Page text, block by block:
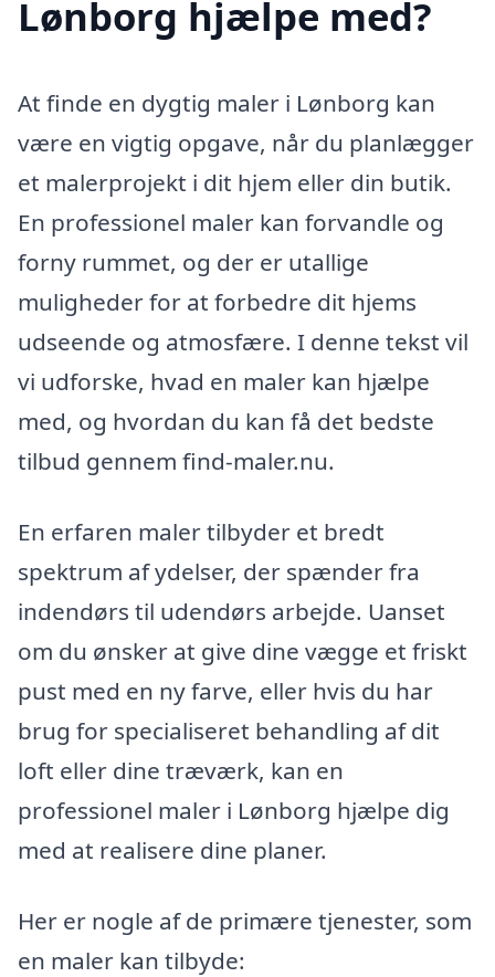
Lønborg hjælpe med?
At finde en dygtig maler i Lønborg kan
være en vigtig opgave, når du planlægger
et malerprojekt i dit hjem eller din butik.
En professionel maler kan forvandle og
forny rummet, og der er utallige
muligheder for at forbedre dit hjems
udseende og atmosfære. I denne tekst vil
vi udforske, hvad en maler kan hjælpe
med, og hvordan du kan få det bedste
tilbud gennem find-maler.nu.
En erfaren maler tilbyder et bredt
spektrum af ydelser, der spænder fra
indendørs til udendørs arbejde. Uanset
om du ønsker at give dine vægge et friskt
pust med en ny farve, eller hvis du har
brug for specialiseret behandling af dit
loft eller dine træværk, kan en
professionel maler i Lønborg hjælpe dig
med at realisere dine planer.
Her er nogle af de primære tjenester, som
en maler kan tilbyde: